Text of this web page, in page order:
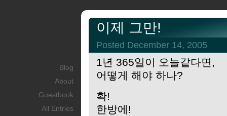
Blog
About
Guestbook
All Entries
이제 그만!
Posted December 14, 2005
1년 365일이 오늘같다면,
어떻게 해야 하나?
확!
한방에!